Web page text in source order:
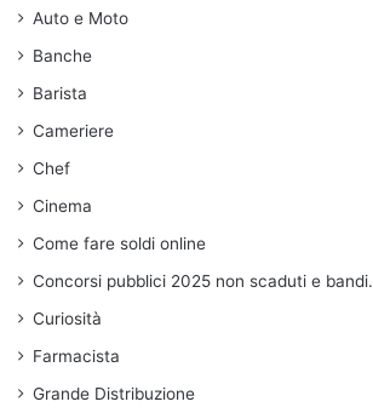
Auto e Moto
Banche
Barista
Cameriere
Chef
Cinema
Come fare soldi online
Concorsi pubblici 2025 non scaduti e bandi.
Curiosità
Farmacista
Grande Distribuzione